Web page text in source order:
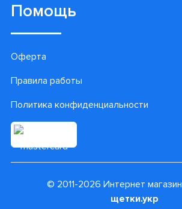
Помощь
Оферта
Правила работы
Политика конфиденциальности
© 2011-2026 Интернет магазин
щетки.укр